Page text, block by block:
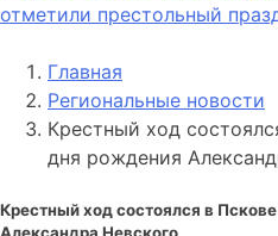
отметили престольный
Главная
Региональные новости
Крестный ход
дня рождения
Крестный ход состоялся в
Александра Невского